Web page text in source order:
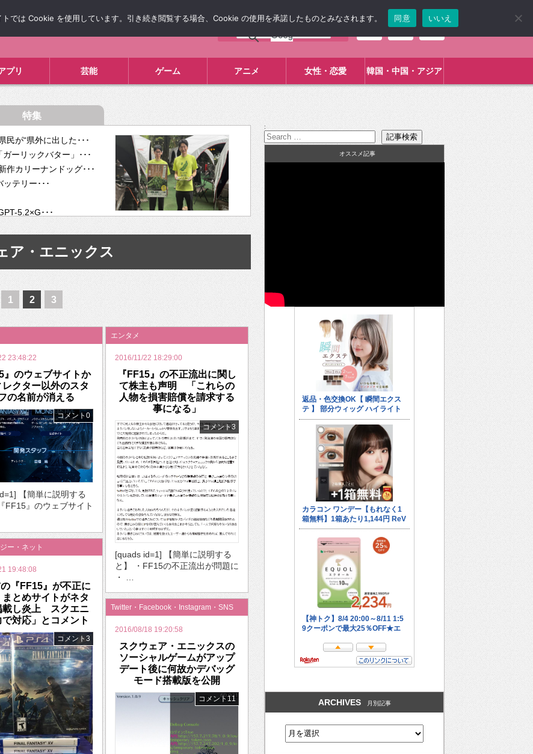
プリ 芸能 ゲーム アニメ 女性・恋愛 韓国・中国・アジア
特集
民が“県外に出した･･･
ーリックバター」･･･
カリーナンドッグ･･･
テリー･･･
5.2×G･･･
･･･
”自分が今話し･･･
を渡す」 TE･･･
ア・エニックス
1 2 3
23:48:22
』のウェブサイトか
レクター以外のスタ
の名前が消える
コメント0
【簡単に説明する
FF15』のウェブサイト
エンタメ
2016/11/22 18:29:00
『FF15』の不正流出に関し
て株主も声明 「これらの
人物を損害賠償を請求する
事になる」
コメント3
[quads id=1] 【簡単に説明する
と】 ・FF15の不正流出が問題に
・ …
ー・ネット
19:48:08
『FF15』が不正に
とめサイトがネタ
載し炎上 スクエニ
で対応」とコメント
コメント3
Twitter・Facebook・Instagram・SNS
2016/08/18 19:20:58
スクウェア・エニックスの
ソーシャルゲームがアップ
デート後に何故かデバッグ
モード搭載版を公開
コメント11
:
オススメ記事
ARCHIVES 月別記事
では Cookie を使用しています。引き続き閲覧する場合、Cookie の使用を承諾したものとみなされます。 同意 いいえ